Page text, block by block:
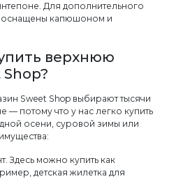
Для дополнительного
капюшоном и
верхнюю
Sweet Shop выбирают тысячи
— потому что у нас легко купить
осени, суровой зимы или
Здесь можно купить как
детская жилетка для